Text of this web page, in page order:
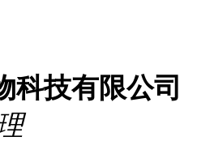
科技有限公司